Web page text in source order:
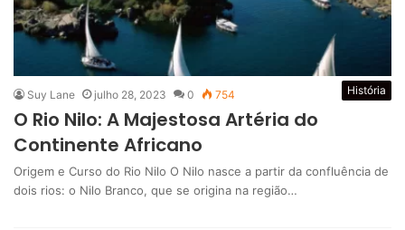
História
Suy Lane julho 28, 2023 0 754
O Rio Nilo: A Majestosa Artéria do
Continente Africano
Origem e Curso do Rio Nilo O Nilo nasce a partir da confluência de
dois rios: o Nilo Branco, que se origina na região…